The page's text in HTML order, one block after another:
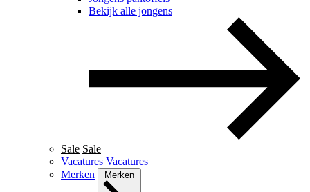
Bekijk alle jongens
Sale Sale
Vacatures Vacatures
Merken
Merken